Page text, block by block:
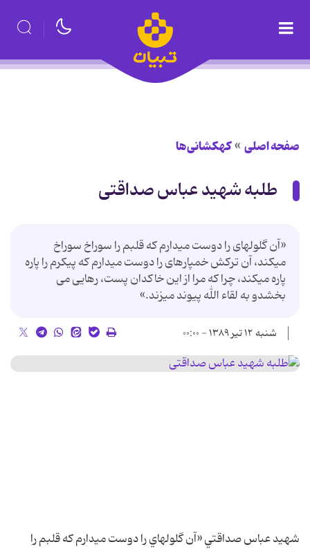
صفحه اصلی کهکشانی‌ها
طلبه شهید عباس صداقتی
«آن گلولهای را دوست میدارم که قلبم را سوراخ سوراخ
میکند، آن ترکش خمپارهای را دوست میدارم که پیکرم را پاره
پاره میکند، چرا که مرا از این خاکدان پست، رهایی می
بخشدو به لقاء الله پیوند میزند.»
شنبه ۱۲ تیر ۱۳۸۹ - ۰۰:۰۰
شهيد عباس صداقتي «آن گلولهاي را دوست ميدارم که قلبم را